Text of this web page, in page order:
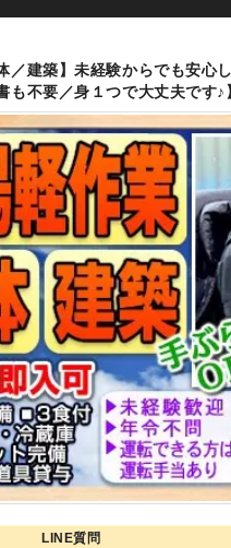
体／建築】未経験からでも安
不要／身１つで大丈夫です♪
LINE質問